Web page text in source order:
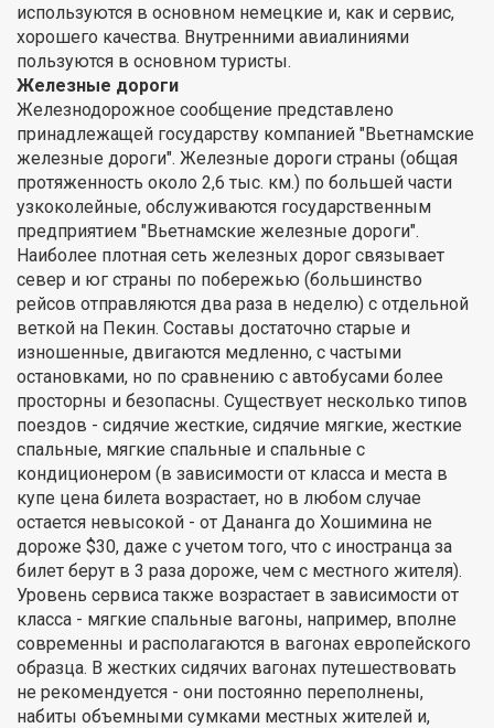
используются в основном немецкие и, как и сервис,
хорошего качества. Внутренними авиалиниями
пользуются в основном туристы.
Железные дороги
Железнодорожное сообщение представлено
принадлежащей государству компанией "Вьетнамские
железные дороги". Железные дороги страны (общая
протяженность около 2,6 тыс. км.) по большей части
узкоколейные, обслуживаются государственным
предприятием "Вьетнамские железные дороги".
Наиболее плотная сеть железных дорог связывает
север и юг страны по побережью (большинство
рейсов отправляются два раза в неделю) с отдельной
веткой на Пекин. Составы достаточно старые и
изношенные, двигаются медленно, с частыми
остановками, но по сравнению с автобусами более
просторны и безопасны. Существует несколько типов
поездов - сидячие жесткие, сидячие мягкие, жесткие
спальные, мягкие спальные и спальные с
кондиционером (в зависимости от класса и места в
купе цена билета возрастает, но в любом случае
остается невысокой - от Дананга до Хошимина не
дороже $30, даже с учетом того, что с иностранца за
билет берут в 3 раза дороже, чем с местного жителя).
Уровень сервиса также возрастает в зависимости от
класса - мягкие спальные вагоны, например, вполне
современны и располагаются в вагонах европейского
образца. В жестких сидячих вагонах путешествовать
не рекомендуется - они постоянно переполнены,
набиты объемными сумками местных жителей и,